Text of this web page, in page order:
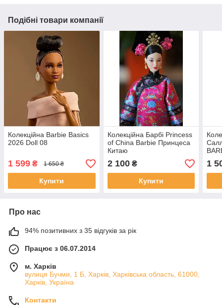
Подібні товари компанії
Колекційна Barbie Basics
2026 Doll 08
1 599 ₴ 1 650 ₴
Купити
Колекційна Барбі Princess
of China Barbie Принцеса
Китаю
2 100₴
Купити
Doll
1
Про нас
94% позитивних з 35 відгуків за рік
Працює з 06.07.2014
м. Харків
вулиця Бучми, 1 Б, Харків, Харківська область, 61000,
Харків, Україна
Контакти